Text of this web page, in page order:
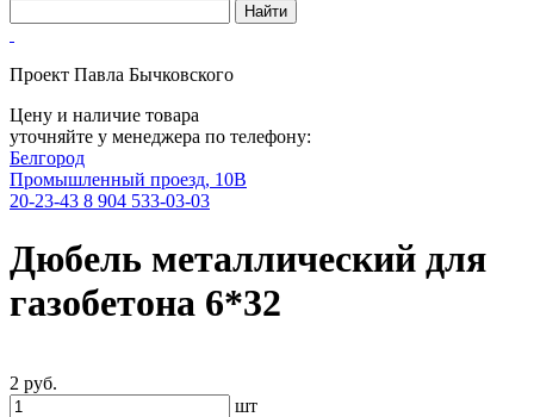
Проект Павла Бычковского
Цену и наличие товара
уточняйте у менеджера по телефону:
Белгород
Промышленный проезд, 10В
20-23-43 8 904 533-03-03
Дюбель металлический для
газобетона 6*32
2 руб.
шт